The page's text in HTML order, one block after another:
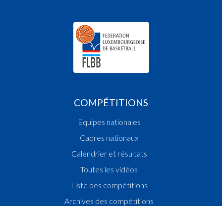
COMPÉTITIONS
Equipes nationales
Cadres nationaux
Calendrier et résultats
Toutes les vidéos
Liste des compétitions
Archives des compétitions